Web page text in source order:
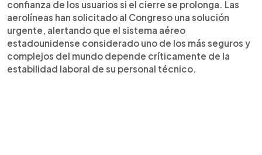
confianza de los usuarios si el cierre se prolonga. Las
aerolíneas han solicitado al Congreso una solución
urgente, alertando que el sistema aéreo
estadounidense considerado uno de los más seguros y
complejos del mundo depende críticamente de la
estabilidad laboral de su personal técnico.